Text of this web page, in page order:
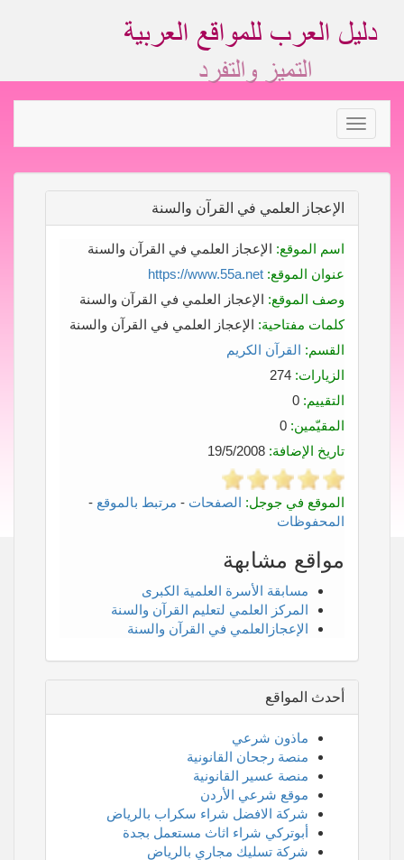
Toggle
navigation
الإعجاز العلمي في القرآن والسنة
اسم الموقع: الإعجاز العلمي في القرآن والسنة
عنوان الموقع: https://www.55a.net
وصف الموقع: الإعجاز العلمي في القرآن والسنة
كلمات مفتاحية: الإعجاز العلمي في القرآن والسنة
القسم: القرآن الكريم
الزيارات:
التقييم:
المقيّمين:
تاريخ الإضافة:
الموقع في جوجل: الصفحات - مرتبط بالموقع -
المحفوظات
مواقع مشابهة
مسابقة الأسرة العلمية الكبرى
المركز العلمي لتعليم القرآن والسنة
الإعجازالعلمي في القرآن والسنة
أحدث المواقع
ماذون شرعي
منصة رجحان القانونية
منصة عسير القانونية
موقع شرعي الأردن
شركة الافضل شراء سكراب بالرياض
أبوتركي شراء اثاث مستعمل بجدة
شركة تسليك مجاري بالرياض